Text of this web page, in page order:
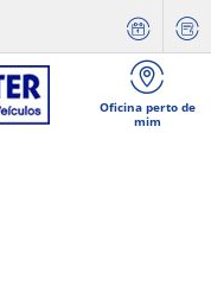
Oficina perto de
mim